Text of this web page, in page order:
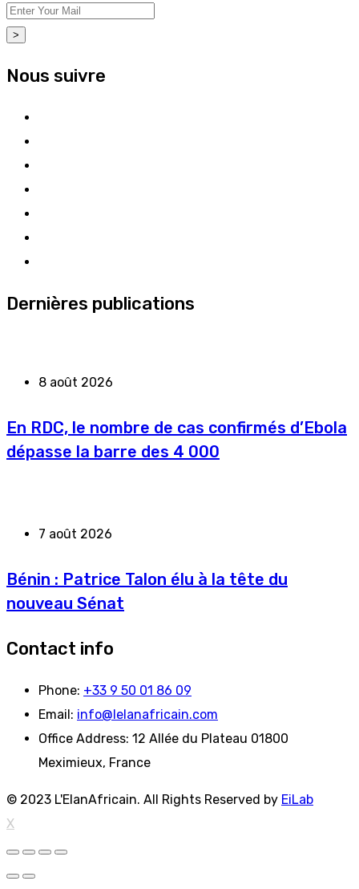
>
Nous suivre
Dernières publications
8 août 2026
En RDC, le nombre de cas confirmés d’Ebola
dépasse la barre des 4 000
7 août 2026
Bénin : Patrice Talon élu à la tête du
nouveau Sénat
Contact info
Phone: +33 9 50 01 86 09
Email: info@lelanafricain.com
Office Address: 12 Allée du Plateau 01800
Meximieux, France
© 2023 L'ElanAfricain. All Rights Reserved by EiLab
X